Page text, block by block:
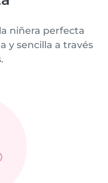
niñera perfecta
y sencilla a través